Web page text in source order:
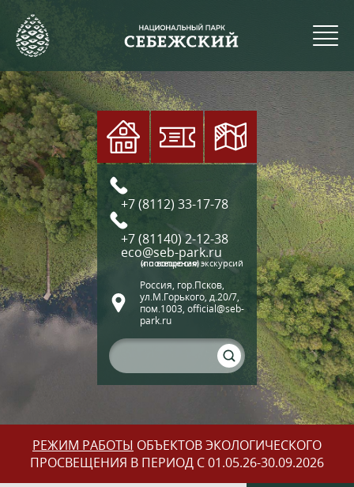
+7 (8112) 33-17-78
+7 (81140) 2-12-38
eco@seb-park.ru
(по вопросам экскурсий и посещения)
Россия, гор.Псков,
ул.М.Горького, д.20/7,
пом.1003, official@seb-
park.ru
РЕЖИМ РАБОТЫ ОБЪЕКТОВ ЭКОЛОГИЧЕСКОГО
ПРОСВЕЩЕНИЯ В ПЕРИОД С 01.05.26-30.09.2026